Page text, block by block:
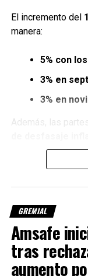
El incremento del
manera:
5% con
3% en
3% en
Además, las
semestre, que
recomposición
Nuevo
Como parte del
para los
GREMIAL
Amsafe
tras
aumento